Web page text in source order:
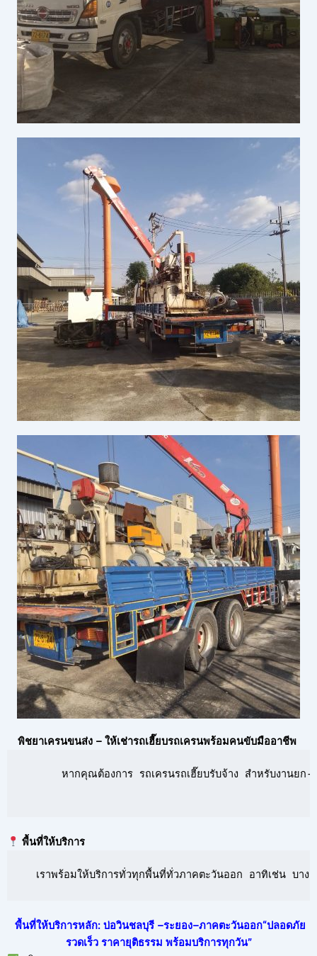
พิชยาเครนขนส่ง – ให้เช่ารถเฮี๊ยบรถเครนพร้อมคนขับมืออาชีพ
หากคุณต้องการ รถเครนรถเฮี๊ยบรับจ้าง สำหรับงานยก
พื้นที่ให้บริการ
เราพร้อมให้บริการทั่วทุกพื้นที่ทั่วภาคตะวันออก อาทิเช่น บาง
พื้นที่ให้บริการหลัก: บ่อวินชลบุรี –ระยอง–ภาคตะวันออก“ปลอดภัย
รวดเร็ว ราคายุติธรรม พร้อมบริการทุกวัน”